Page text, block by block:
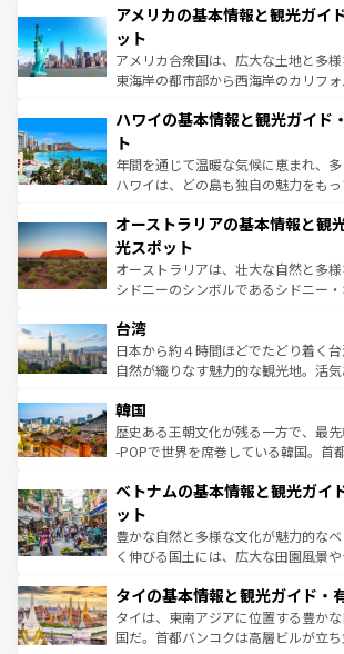
ンツ一覧を参照してほしい。
の建物がそのまま残る町や、スイスな
博物館もあり、アルプス観光だけでな
ことができる。国民の所得が高いため
者向けの交通パス提供のサービスも
着のスイス情報はコンテンツ一覧を
アメリカの基本情報と観光ガイ
ット
アメリカ合衆国は、広大な土地と多様
東海岸の都市部から西海岸のカリフ
のような巨大都市は、観光、ショッピ
ンメントが詰まった刺激的なスポット
西部には大自然が広がり、グランド
ストーン国立公園といった絶景が堪
文化が魅力。旅行者はアメリカの各地
しみながら、その多様性と豊かな歴史
るだろう。車でのロードトリップや列
ならではの贅沢な旅のスタイルだ。 なお、新着のアメリカ
情報は コンテンツ一覧 を参照してほ
ハワイの基本情報と観光ガイド
ト
年間を通じて温暖な気候に恵まれ、
ハワイは、どの島も独自の魅力をも
ワイ島は見逃せない。また、定番の観
島だが、静かな自然を求めるならマウ
おすすめ。エメラルドグリーンに輝く
文化や歴史が息づいている。「アロ
人々、おいしいローカルフードやハワ
ク、伝統的なフラダンスなど、すべ
っている。訪れるたびに新しい発見と
はコンテンツ一覧
オーストラリアの基本情報と観
光スポット
オーストラリアは、壮大な自然と多様
シドニーのシンボルであるシドニー
リアリーフや大陸中央部にそびえるウ
ク）、タスマニアの美しい原生林や
ど、見どころがたくさん。また、カ
いる。アクティビティも充実しており
ビング、ハイキングなど、アウトド
い。オーストラリアの多彩な魅力を
参照してほしい。
台湾
日本から約４時間ほどでたどり着く
自然が織りなす魅力的な観光地。活
ン）、静ひつな山岳地帯である台湾東
と山間の静けさが共存しており、訪
驚きをもたらしてくれる。また、奥
容にもいいと評判のスイーツなど、バ
照してほしい。
韓国
歴史ある王朝文化が残る一方で、最
-POPで世界を席巻している韓国。首
き、地方に足を延ばせば四季折々の自
できる。そして、キムチや焼肉、絶品
まで、さまざまな韓国料理が待って
らではのナイトライフも堪能できる
わってみてほしい。 なお、新
覧 を参照してほしい。
ベトナムの基本情報と観光ガイ
ット
豊かな自然と多様な文化が魅力的な
く伸びる国土には、広大な田園風景
急速な発展と共に伝統が息づく。ハ
ーチミン市のフランス統治時代の建
醸し出している。また、バラエティ
タイの基本情報と観光ガイド・
タイは、東南アジアに位置する豊か
国だ。首都バンコクは高層ビルが立